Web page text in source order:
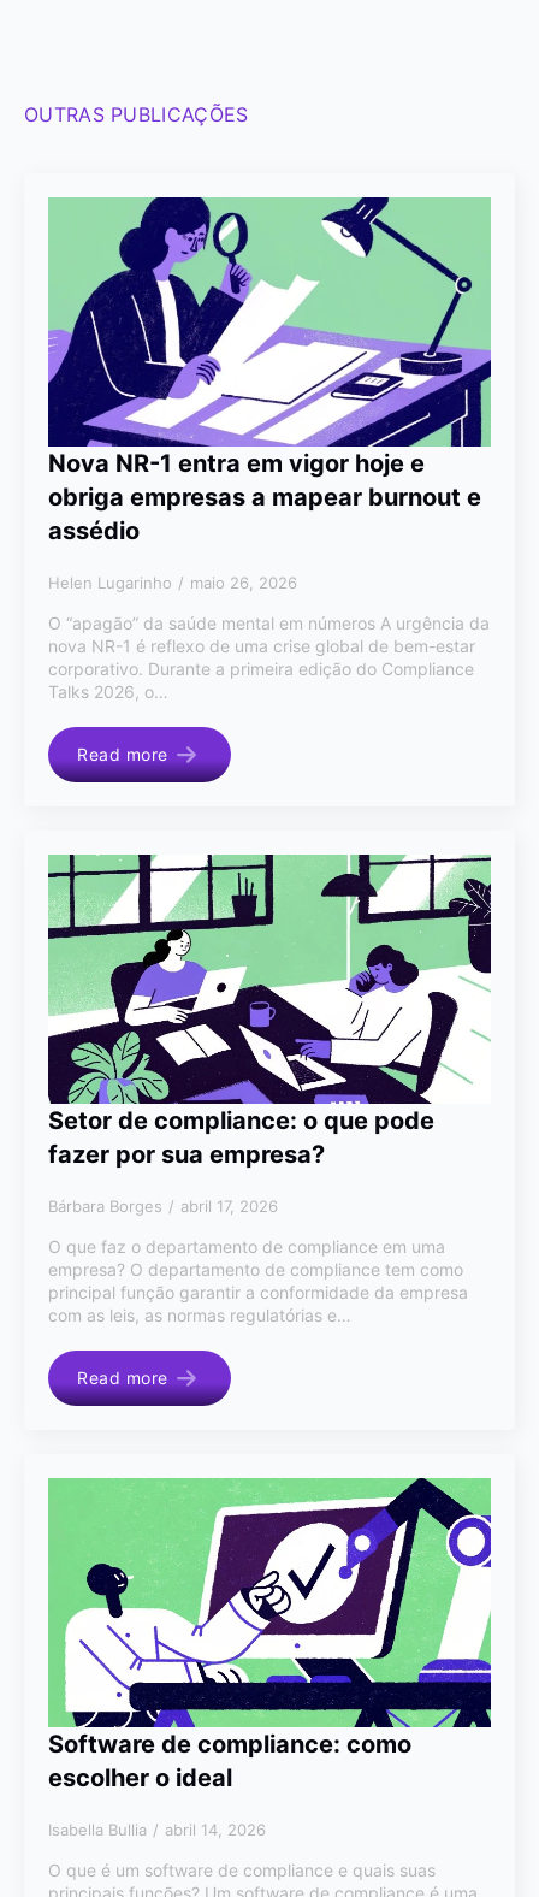
OUTRAS PUBLICAÇÕES
Nova NR-1 entra em vigor hoje e
obriga empresas a mapear burnout e
assédio
Helen Lugarinho maio 26, 2026
O “apagão” da saúde mental em números A urgência da
nova NR-1 é reflexo de uma crise global de bem-estar
corporativo. Durante a primeira edição do Compliance
Talks 2026, o…
Read more
Setor de compliance: o que pode
fazer por sua empresa?
Bárbara Borges abril 17, 2026
O que faz o departamento de compliance em uma
empresa? O departamento de compliance tem como
principal função garantir a conformidade da empresa
com as leis, as normas regulatórias e…
Read more
Software de compliance: como
escolher o ideal
Isabella Bullia abril 14, 2026
O que é um software de compliance e quais suas
principais funções? Um software de compliance é uma